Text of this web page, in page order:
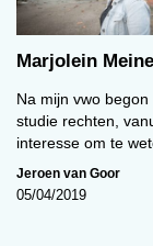
Marjolein
Na mijn vwo
studie rechten,
interesse om te
Jeroen van Goor
05/04/2019